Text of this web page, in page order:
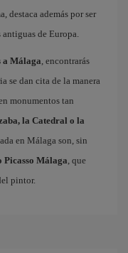
destaca además por ser
de Europa.
a Málaga , encontrarás
se dan cita de la manera
monumentos tan
la Catedral o la
en Málaga son, sin
Picasso Málaga , que
pintor.